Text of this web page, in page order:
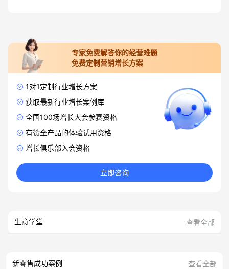
专家免费解答你的经营难题
免费定制营销增长方案
1对1定制行业增长方案
获取最新行业增长案例库
全国100场增长大会参赛资格
有赞全产品的体验试用资格
增长俱乐部入会资格
立即咨询
生意学堂 查看全部
新零售成功案例 查看全部